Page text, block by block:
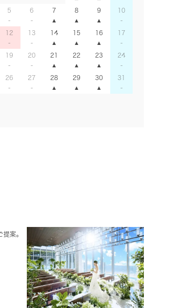
5 6 7 8 9 10
12 13 14 15 16 17
19 20 21 22 23 24
26 27 28 29 30 31
案。